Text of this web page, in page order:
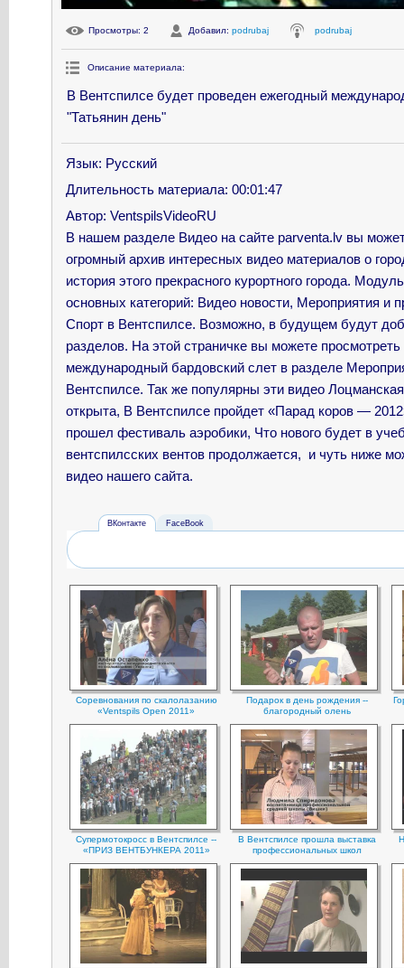
Просмотры: 2 Добавил: podrubaj podrubaj
Описание материала:
В Вентспилсе будет проведен ежегодный
"Татьянин день"
Язык: Русский
Длительность материала: 00:01:47
Автор: VentspilsVideoRU
В нашем разделе Видео на сайте parventa.lv вы
огромный архив интересных видео материалов о
история этого прекрасного курортного города.
основных категорий: Видео новости, Мероприятия и
Спорт в Вентспилсе. Возможно, в будущем будут
разделов. На этой страничке вы можете
международный бардовский слет в разделе
Вентспилсе. Так же популярны эти видео
открыта, В Вентспилсе пройдет «Парад коров —
прошел фестиваль аэробики, Что нового будет в
вентспилсских вентов продолжается, и чуть ниже
видео нашего сайта.
ВКонтакте FaceBook
Соревнования по скалолазанию
«Ventspils Open 2011»
Подарок в день рождения --
благородный олень
Супермотокросс в Вентспилсе --
«ПРИЗ ВЕНТБУНКЕРА 2011»
В Вентспилсе прошла выставка
профессиональных школ